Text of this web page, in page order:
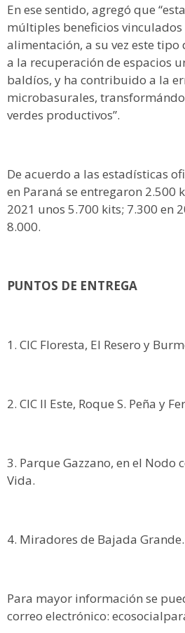
En ese sentido, agregó que
múltiples beneficios vinculados
alimentación, a su vez este
a la recuperación de espacios
baldíos, y ha contribuido a la
microbasurales,
verdes productivos”.
De acuerdo a las estadísticas
en Paraná se entregaron 2.500
2021 unos 5.700 kits; 7.300 en
8.000.
PUNTOS DE ENTREGA
CIC Floresta, El Resero y
CIC II Este, Roque S. Peña y
Parque Gazzano, en el Nodo
Vida.
Miradores de Bajada Grande.
Para mayor información se
correo electrónico: